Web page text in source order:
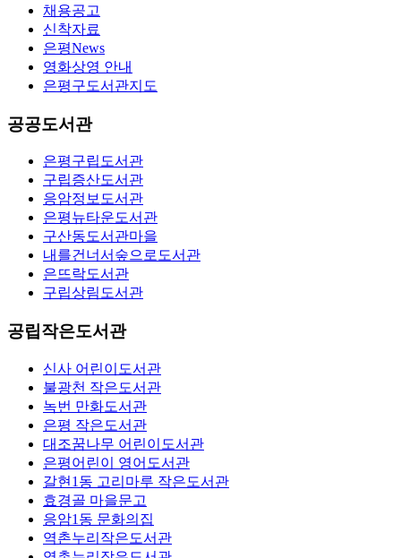
채용공고
신착자료
은평News
영화상영 안내
은평구도서관지도
공공도서관
은평구립도서관
구립증산도서관
응암정보도서관
은평뉴타운도서관
구산동도서관마을
내를건너서숲으로도서관
은뜨락도서관
구립상림도서관
공립작은도서관
신사 어린이도서관
불광천 작은도서관
녹번 만화도서관
은평 작은도서관
대조꿈나무 어린이도서관
은평어린이 영어도서관
갈현1동 고리마루 작은도서관
효경골 마을문고
응암1동 문화의집
역촌누리작은도서관